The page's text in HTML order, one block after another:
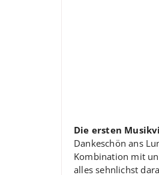
Die ersten
Dankeschön ans
Kombination mit
alles sehnlichst